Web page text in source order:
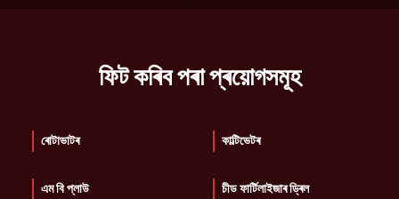
ফিট কৰিব পৰা প্ৰয়োগসমূহ
ৰোটাভাটৰ কাল্টিভেটৰ
এম বি প্লাউ চীড ফাৰ্টিলাইজাৰ ড্ৰিল